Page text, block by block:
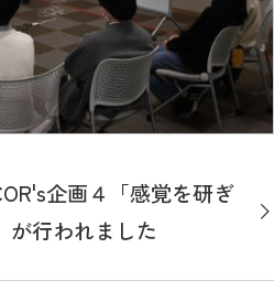
企画４「感覚を研ぎ
行われました